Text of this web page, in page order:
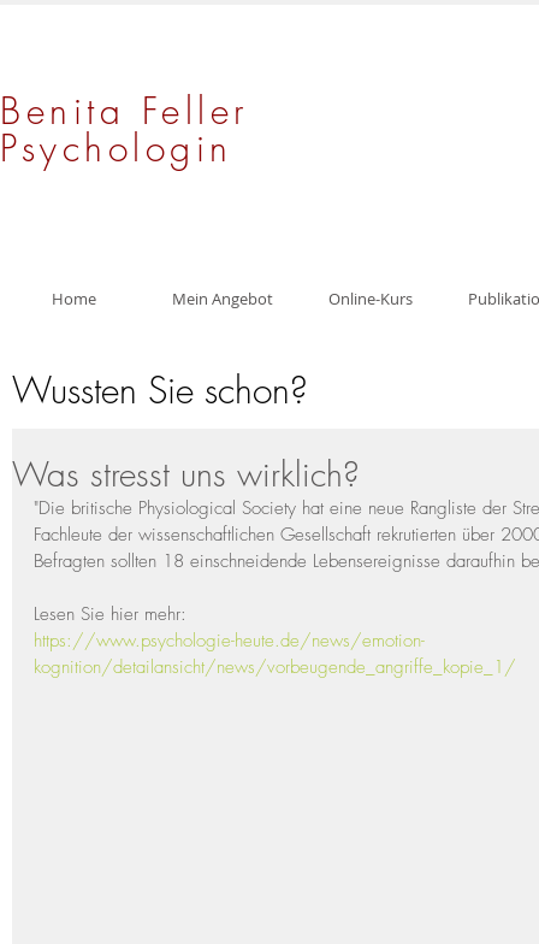
Benita Feller
Psychologin
Home Mein Angebot Online-Kurs
Wussten Sie schon?
Was stresst uns wirklich?
"Die britische Physiological Society hat eine neue Rangliste der
Fachleute der wissenschaftlichen Gesellschaft rekrutierten über
Befragten sollten 18 einschneidende Lebensereignisse daraufhin
Lesen Sie hier mehr:
https://www.psychologie-heute.de/news/emotion-
kognition/detailansicht/news/vorbeugende_angriffe_kopie_1/